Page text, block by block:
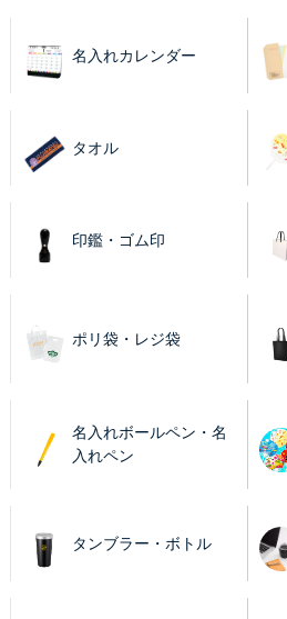
名入れカレンダー
タオル
印鑑・ゴム印
ポリ袋・レジ袋
名入れボールペン・名
入れペン
タンブラー・ボトル